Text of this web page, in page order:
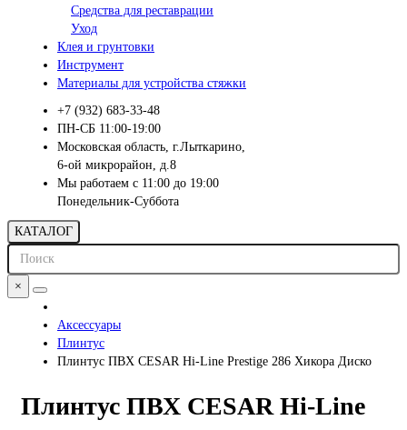
Средства для реставрации
Уход
Клея и грунтовки
Инструмент
Материалы для устройства стяжки
+7 (932) 683-33-48
ПН-СБ 11:00-19:00
Московская область, г.Лыткарино,
6-ой микрорайон, д.8
Мы работаем с 11:00 до 19:00
Понедельник-Суббота
КАТАЛОГ
×
Аксессуары
Плинтус
Плинтус ПВХ CESAR Hi-Line Prestige 286 Хикора Диско
Плинтус ПВХ CESAR Hi-Line